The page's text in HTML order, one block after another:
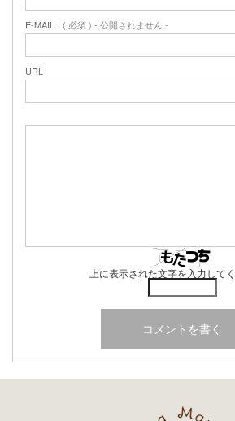
E-MAIL ( 必須 ) - 公開されません -
URL
上に表示された文字を入力してく